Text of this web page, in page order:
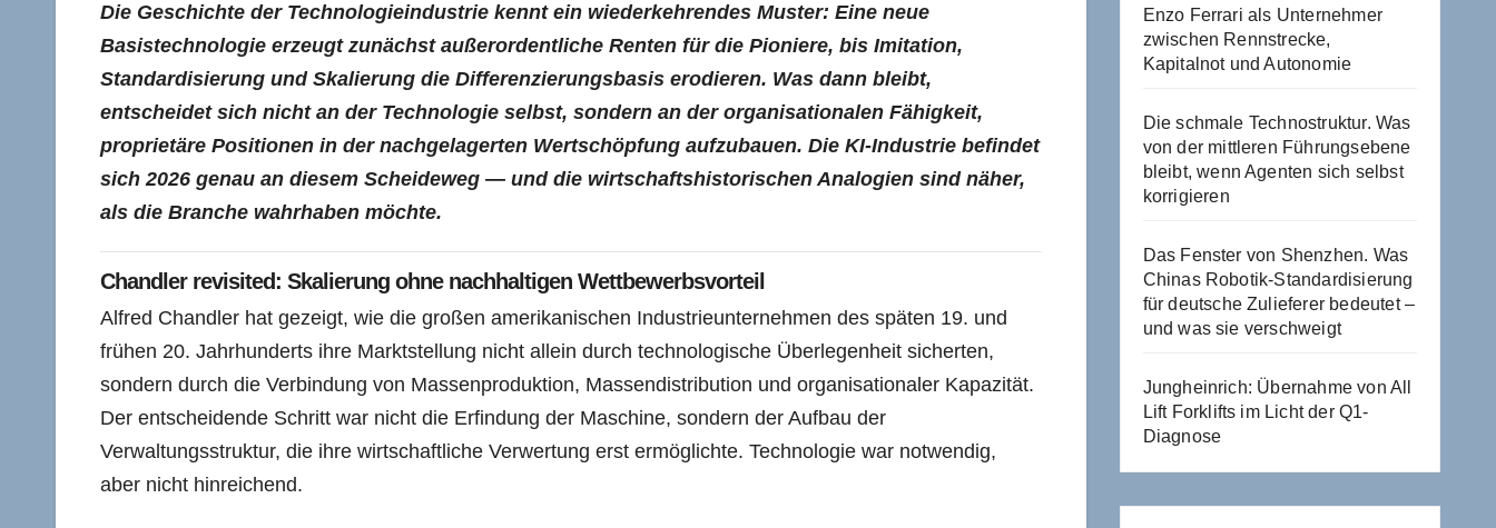
Die Geschichte der Technologieindustrie kennt ein wiederkehrendes Muster: Eine neue
Basistechnologie erzeugt zunächst außerordentliche Renten für die Pioniere, bis Imitation,
Standardisierung und Skalierung die Differenzierungsbasis erodieren. Was dann bleibt,
entscheidet sich nicht an der Technologie selbst, sondern an der organisationalen Fähigkeit,
proprietäre Positionen in der nachgelagerten Wertschöpfung aufzubauen. Die KI-Industrie befindet
sich 2026 genau an diesem Scheideweg — und die wirtschaftshistorischen Analogien sind näher,
als die Branche wahrhaben möchte.
Chandler revisited: Skalierung ohne nachhaltigen Wettbewerbsvorteil
Alfred Chandler hat gezeigt, wie die großen amerikanischen Industrieunternehmen des späten 19. und
frühen 20. Jahrhunderts ihre Marktstellung nicht allein durch technologische Überlegenheit sicherten,
sondern durch die Verbindung von Massenproduktion, Massendistribution und organisationaler Kapazität.
Der entscheidende Schritt war nicht die Erfindung der Maschine, sondern der Aufbau der
Verwaltungsstruktur, die ihre wirtschaftliche Verwertung erst ermöglichte. Technologie war notwendig,
aber nicht hinreichend.
Enzo Ferrari als Unternehmer
zwischen Rennstrecke,
Kapitalnot und Autonomie
Die schmale Technostruktur. Was
von der mittleren Führungsebene
bleibt, wenn Agenten sich selbst
korrigieren
Das Fenster von Shenzhen. Was
Chinas Robotik-Standardisierung
für deutsche Zulieferer bedeutet –
und was sie verschweigt
Jungheinrich: Übernahme von All
Lift Forklifts im Licht der Q1-
Diagnose